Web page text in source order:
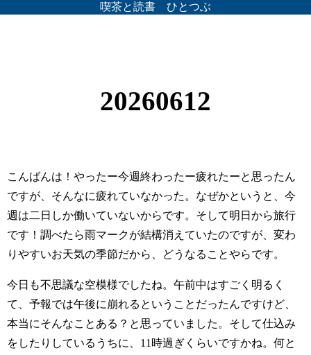
喫茶と読書 ひとつぶ
20260612
こんばんは！やったー今週終わったー疲れたーと思ったん
ですが、そんなに疲れていなかった。なぜかというと、今
週は二日しか働いていないからです。そして明日から旅行
です！調べたら雨マークが結構消えていたのですが、変わ
りやすいお天気の季節だから、どうなることやらです。
今日も不思議な空模様でしたね。午前中はすごく明るく
て、予報では午後に崩れるということだったんですけど、
本当にそんなことある？と思っていました。そして仕込み
をしたりしているうちに、11時過ぎくらいですかね。何と